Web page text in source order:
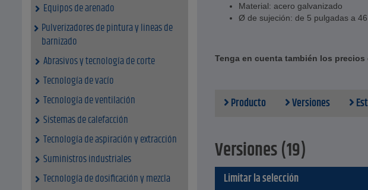
Equipos de arenado
Pulverizadores de pintura y lineas de
barnizado
Abrasivos y tecnología de corte
Tecnología de vacío
Tecnología de ventilación
Sistemas de calefacción
Tecnología de aspiración y extracción
Suministros industriales
Tecnología de dosificación y mezcla
Material: acero galvanizado
Ø de sujeción: de 5 pulgadas a
Tenga en cuenta también los
Producto Versiones
Versiones (19)
Limitar la selección